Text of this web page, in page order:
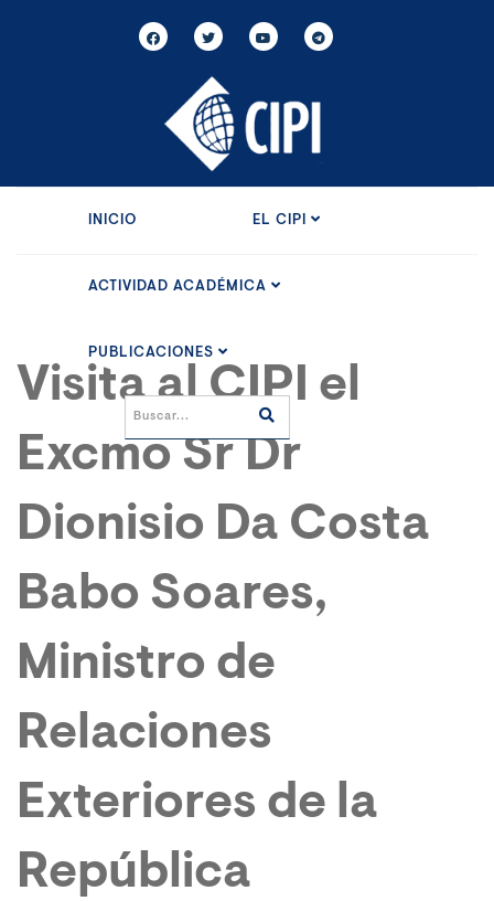
INICIO EL CIPI
ACTIVIDAD ACADÉMICA
PUBLICACIONES
Visita al CIPI el
Excmo Sr Dr
Dionisio Da Costa
Babo Soares,
Ministro de
Relaciones
Exteriores de la
República